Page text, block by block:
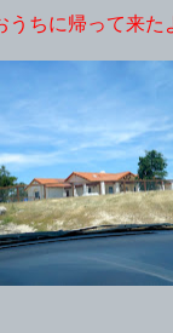
うちに帰って来た